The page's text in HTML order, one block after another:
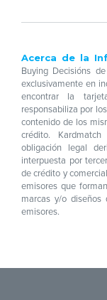
Acerca de la
Buying Decisións
exclusivamente en
encontrar la
responsabiliza por
contenido de los
crédito.
obligación legal
interpuesta por
de crédito y
emisores que
marcas y/o
emisores.